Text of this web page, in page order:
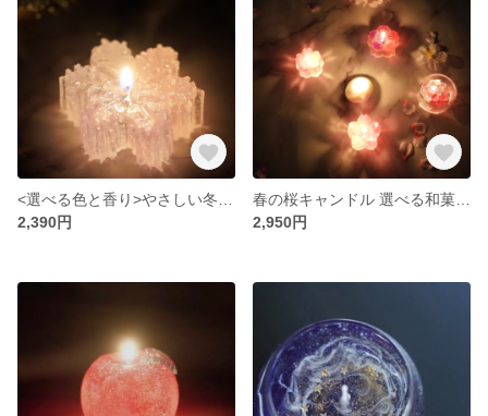
2,390円
2,950円